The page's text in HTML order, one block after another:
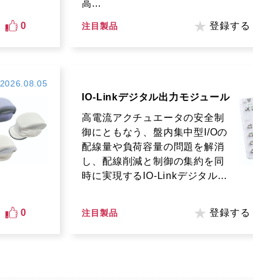
0
高...
注目製品 登録する
2026.08.05
0
IO-Linkデジタル出力モジュール
高電流アクチュエータの安全制
御にともなう、盤内集中型I/Oの
配線量や負荷容量の問題を解消
し、配線削減と制御の集約を同
時に実現するIO-Linkデジタル...
注目製品 登録する